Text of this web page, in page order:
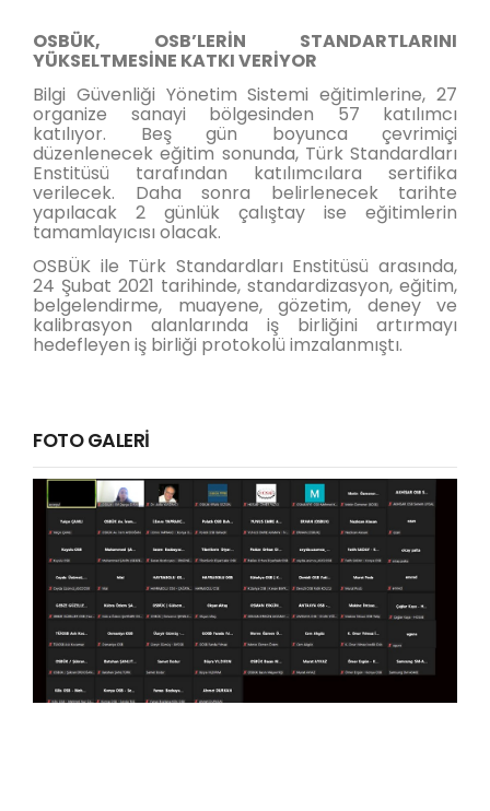
OSBÜK, OSB’LERİN STANDARTLARINI
YÜKSELTMESİNE KATKI VERİYOR
Bilgi Güvenliği Yönetim Sistemi eğitimlerine, 27
organize sanayi bölgesinden 57 katılımcı
katılıyor. Beş gün boyunca çevrimiçi
düzenlenecek eğitim sonunda, Türk Standardları
Enstitüsü tarafından katılımcılara sertifika
verilecek. Daha sonra belirlenecek tarihte
yapılacak 2 günlük çalıştay ise eğitimlerin
tamamlayıcısı olacak.
OSBÜK ile Türk Standardları Enstitüsü arasında,
24 Şubat 2021 tarihinde, standardizasyon, eğitim,
belgelendirme, muayene, gözetim, deney ve
kalibrasyon alanlarında iş birliğini artırmayı
hedefleyen iş birliği protokolü imzalanmıştı.
FOTO GALERİ